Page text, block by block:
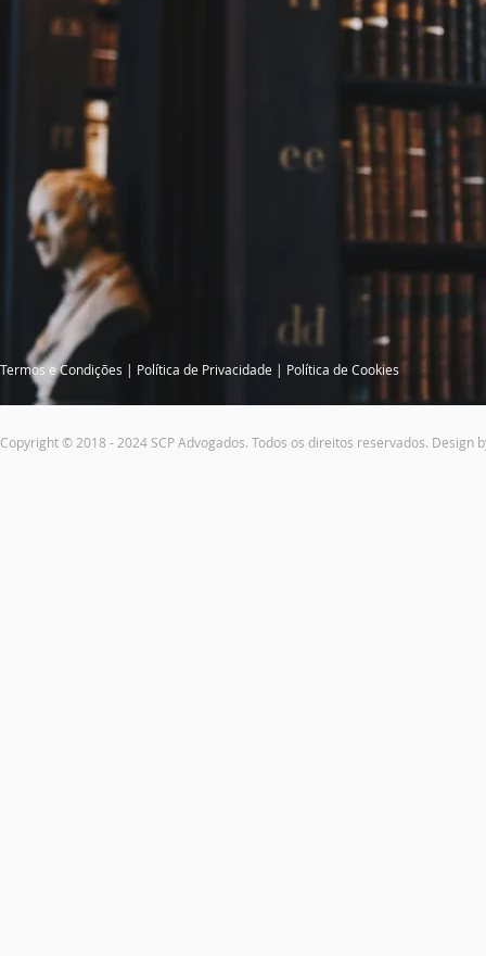
Termos e Condições | Política de Privacidade | Política de Cookies
Copyright © 2018 - 2024 SCP Advogados. Todos os direitos reservados. Design